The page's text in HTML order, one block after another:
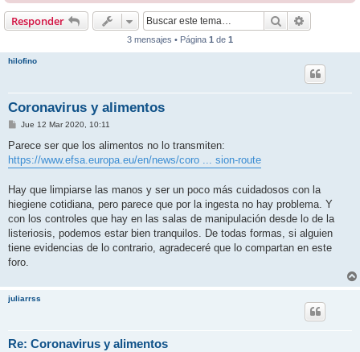
Responder Buscar
3 mensajes • Página 1 de 1
hilofino
Coronavirus y alimentos
M
n
a
Jue 12 Mar 2020, 10:11
Parece ser que los alimentos no lo transmiten:
https://www.efsa.europa.eu/en/news/coro ... sion-route
Hay que limpiarse las manos y ser un poco más cuidadosos con la
hiegiene cotidiana, pero parece que por la ingesta no hay problema. Y
con los controles que hay en las salas de manipulación desde lo de la
listeriosis, podemos estar bien tranquilos. De todas formas, si alguien
tiene evidencias de lo contrario, agradeceré que lo compartan en este
foro.
juliarrss
Re: Coronavirus y alimentos